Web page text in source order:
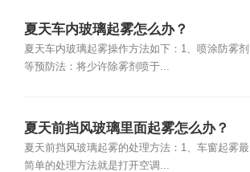
夏天车内玻璃起雾怎么办？
夏天车内玻璃起雾操作方法如下：1、喷涂防雾剂
等预防法：将少许除雾剂喷于...
夏天前挡风玻璃里面起雾怎么办？
夏天前挡风玻璃起雾的处理方法：1、车窗起雾最
简单的处理方法就是打开空调...